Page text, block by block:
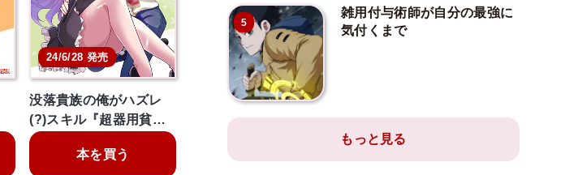
24/6/28 発売
没落貴族の俺がハズレ
(?)スキル『超器用貧…
本を買う
5
雑用付与術師が自分の最強に
気付くまで
もっと見る